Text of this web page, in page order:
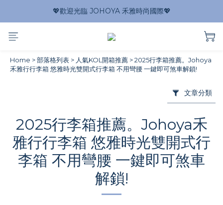
💖歡迎光臨 JOHOYA 禾雅時尚國際💖
Home >部落格列表 > 人氣KOL開箱推薦 >2025行李箱推薦。Johoya
禾雅行行李箱 悠雅時光雙開式行李箱 不用彎腰 一鍵即可煞車解鎖!
文章分類
2025行李箱推薦。Johoya禾
雅行行李箱 悠雅時光雙開式行
李箱 不用彎腰 一鍵即可煞車
解鎖!